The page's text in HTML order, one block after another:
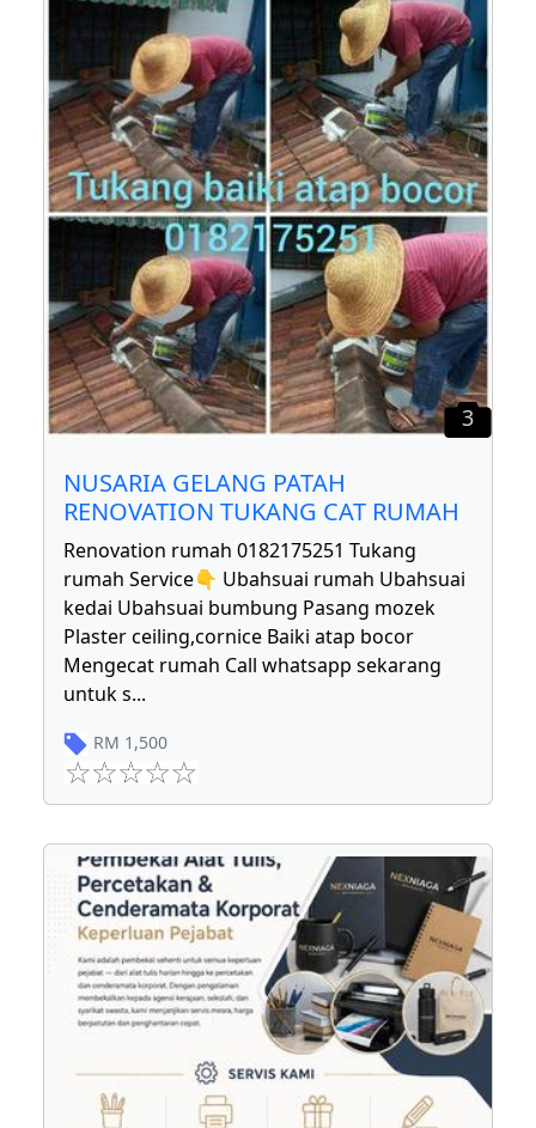
3
NUSARIA GELANG PATAH
RENOVATION TUKANG CAT RUMAH
Renovation rumah 0182175251 Tukang
rumah Service👇 Ubahsuai rumah Ubahsuai
kedai Ubahsuai bumbung Pasang mozek
Plaster ceiling,cornice Baiki atap bocor
Mengecat rumah Call whatsapp sekarang
untuk s...
RM 1,500